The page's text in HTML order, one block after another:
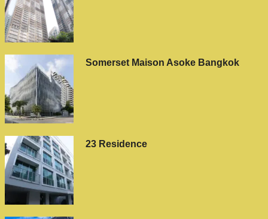
Somerset Maison Asoke Bangkok
23 Residence